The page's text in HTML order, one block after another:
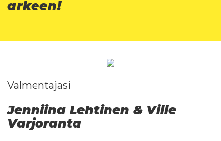
arkeen!
Valmentajasi
Jenniina Lehtinen & Ville
Varjoranta